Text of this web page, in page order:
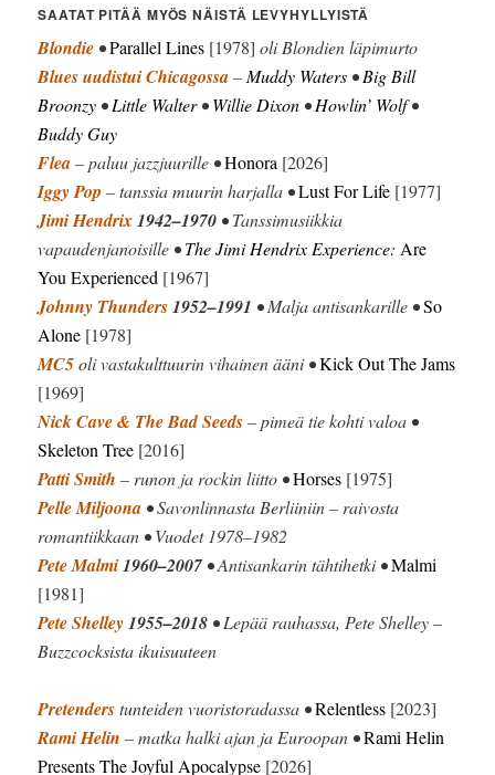
SAATAT PITÄÄ MYÖS NÄISTÄ LEVYHYLLYISTÄ
Blondie •Parallel Lines [1978] oli Blondien läpimurto
Blues uudistui Chicagossa– Muddy Waters •Big Bill
Broonzy •Little Walter•Willie Dixon •Howlin’ Wolf•
Buddy Guy
Flea– paluu jazzjuurille •Honora [2026]
Iggy Pop – tanssia muurin harjalla •Lust For Life [1977]
Jimi Hendrix1942–1970 • Tanssimusiikkia
vapaudenjanoisille •The Jimi Hendrix Experience: Are
You Experienced [1967]
Johnny Thunders1952–1991 • Malja antisankarille •So
Alone [1978]
MC5oli vastakulttuurin vihainen ääni •Kick Out The Jams
[1969]
Nick Cave & The Bad Seeds– pimeä tie kohti valoa •
Skeleton Tree [2016]
Patti Smith – runon ja rockin liitto •Horses [1975]
Pelle Miljoona • Savonlinnasta Berliiniin – raivosta
romantiikkaan • Vuodet 1978–1982
Pete Malmi1960–2007• Antisankarin tähtihetki •Malmi
[1981]
Pete Shelley1955–2018 • Lepää rauhassa, Pete Shelley –
Buzzcocksista ikuisuuteen
Pretenderstunteiden vuoristoradassa •Relentless [2023]
Rami Helin – matka halki ajan ja Euroopan •Rami Helin
Presents The Joyful Apocalypse [2026]